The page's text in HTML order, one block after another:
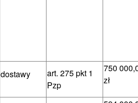
dostawy
art. 275 pkt 1
Pzp
750
zł